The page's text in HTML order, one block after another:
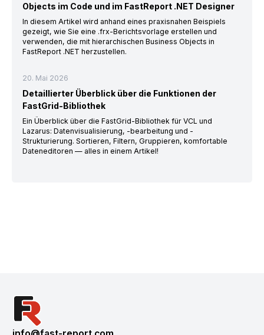
Objects im Code und im FastReport .NET Designer
In diesem Artikel wird anhand eines praxisnahen Beispiels
gezeigt, wie Sie eine .frx-Berichtsvorlage erstellen und
verwenden, die mit hierarchischen Business Objects in
FastReport .NET herzustellen.
20. Mai 2026
Detaillierter Überblick über die Funktionen der
FastGrid-Bibliothek
Ein Überblick über die FastGrid-Bibliothek für VCL und
Lazarus: Datenvisualisierung, -bearbeitung und -
Strukturierung. Sortieren, Filtern, Gruppieren, komfortable
Dateneditoren — alles in einem Artikel!